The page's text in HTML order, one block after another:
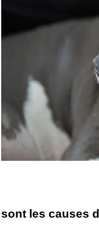
les causes